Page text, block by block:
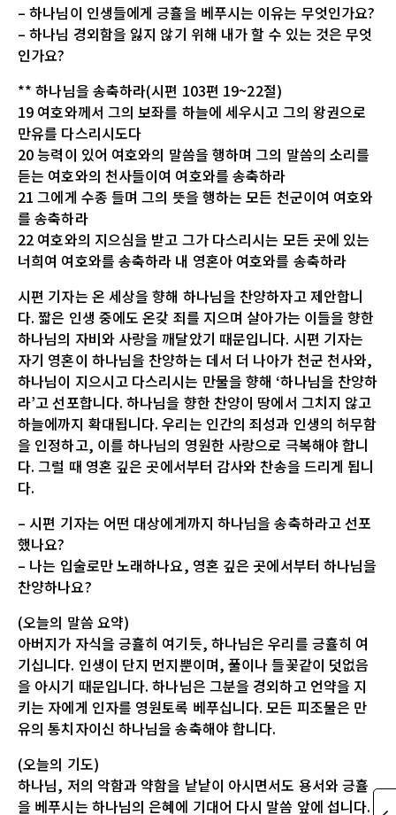
– 하나님이 인생들에게 긍휼을 베푸시는 이유는 무엇인가요?
– 하나님 경외함을 잃지 않기 위해 내가 할 수 있는 것은 무엇
인가요?
** 하나님을 송축하라(시편 103편 19~22절)
19 여호와께서 그의 보좌를 하늘에 세우시고 그의 왕권으로
만유를 다스리시도다
20 능력이 있어 여호와의 말씀을 행하며 그의 말씀의 소리를
듣는 여호와의 천사들이여 여호와를 송축하라
21 그에게 수종 들며 그의 뜻을 행하는 모든 천군이여 여호와
를 송축하라
22 여호와의 지으심을 받고 그가 다스리시는 모든 곳에 있는
너희여 여호와를 송축하라 내 영혼아 여호와를 송축하라
시편 기자는 온 세상을 향해 하나님을 찬양하자고 제안합니
다. 짧은 인생 중에도 온갖 죄를 지으며 살아가는 이들을 향한
하나님의 자비와 사랑을 깨달았기 때문입니다. 시편 기자는
자기 영혼이 하나님을 찬양하는 데서 더 나아가 천군 천사와,
하나님이 지으시고 다스리시는 만물을 향해 ‘하나님을 찬양하
라’고 선포합니다. 하나님을 향한 찬양이 땅에서 그치지 않고
하늘에까지 확대됩니다. 우리는 인간의 죄성과 인생의 허무함
을 인정하고, 이를 하나님의 영원한 사랑으로 극복해야 합니
다. 그럴 때 영혼 깊은 곳에서부터 감사와 찬송을 드리게 됩니
다.
– 시편 기자는 어떤 대상에게까지 하나님을 송축하라고 선포
했나요?
– 나는 입술로만 노래하나요, 영혼 깊은 곳에서부터 하나님을
찬양하나요?
(오늘의 말씀 요약)
아버지가 자식을 긍휼히 여기듯, 하나님은 우리를 긍휼히 여
기십니다. 인생이 단지 먼지뿐이며, 풀이나 들꽃같이 덧없음
을 아시기 때문입니다. 하나님은 그분을 경외하고 언약을 지
키는 자에게 인자를 영원토록 베푸십니다. 모든 피조물은 만
유의 통치자이신 하나님을 송축해야 합니다.
(오늘의 기도)
하나님, 저의 악함과 약함을 낱낱이 아시면서도 용서와 긍휼
을 베푸시는 하나님의 은혜에 기대어 다시 말씀 앞에 섭니다.